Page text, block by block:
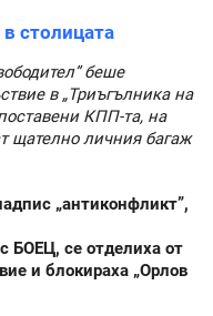
столицата
беше
в „Триъгълника на
КПП-та, на
щателно личния багаж
„антиконфликт”,
БОЕЦ, се отделиха от
и блокираха „Орлов